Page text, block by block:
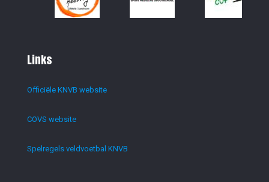
Links
Officiële KNVB website
COVS website
Spelregels veldvoetbal KNVB